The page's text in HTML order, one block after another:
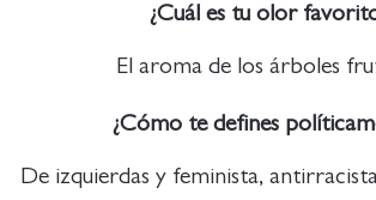
¿Cuál es tu olor
El aroma de los árboles
¿Cómo te defines
De izquierdas y feminista,